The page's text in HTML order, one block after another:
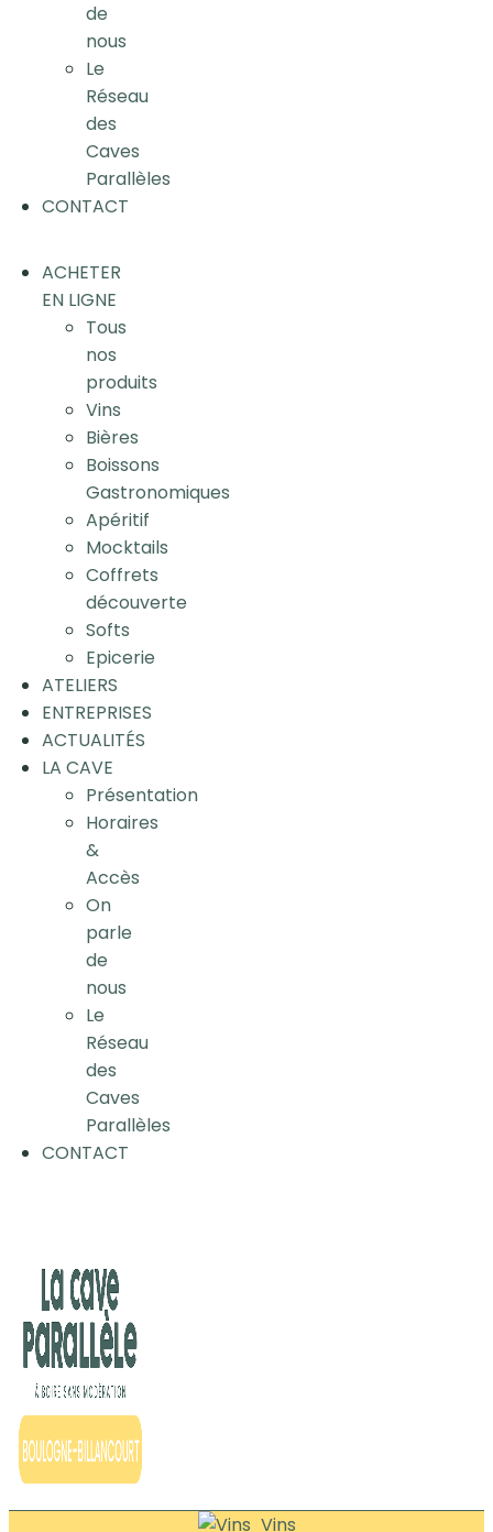
de
nous
Le
Réseau
des
Caves
Parallèles
CONTACT
ACHETER
EN LIGNE
Tous
nos
produits
Vins
Bières
Boissons
Gastronomiques
Apéritif
Mocktails
Coffrets
découverte
Softs
Epicerie
ATELIERS
ENTREPRISES
ACTUALITÉS
LA CAVE
Présentation
Horaires
&
Accès
On
parle
de
nous
Le
Réseau
des
Caves
Parallèles
CONTACT
Vins